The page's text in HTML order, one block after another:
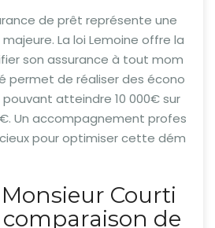
de prêt représente une
La loi Lemoine offre la
son assurance à tout mom
permet de réaliser des écono
atteindre 10 000€ sur
Un accompagnement profes
pour optimiser cette dém
Courti
de